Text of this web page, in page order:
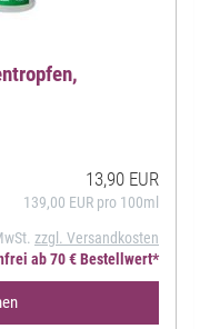
13,90 EUR
139,00 EUR pro 100ml
zzgl. Versandkosten
ab 70 € Bestellwert*